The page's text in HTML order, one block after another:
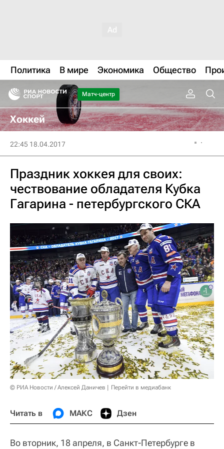
Политика В мире Экономика Общество
Матч-центр
Хоккей
22:45 18.04.2017
Праздник хоккея для своих:
чествование обладателя Кубка
Гагарина - петербургского СКА
© РИА Новости / Алексей Даничев Перейти в медиабанк
Читать в МАКС Дзен
Во вторник, 18 апреля, в Санкт-Петербурге в